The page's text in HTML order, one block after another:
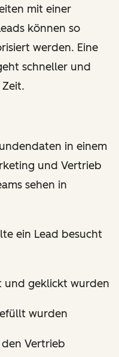
mit einer
können so
werden. Eine
schneller und
in einem
und Vertrieb
sehen in
ein Lead besucht
und geklickt wurden
wurden
Vertrieb